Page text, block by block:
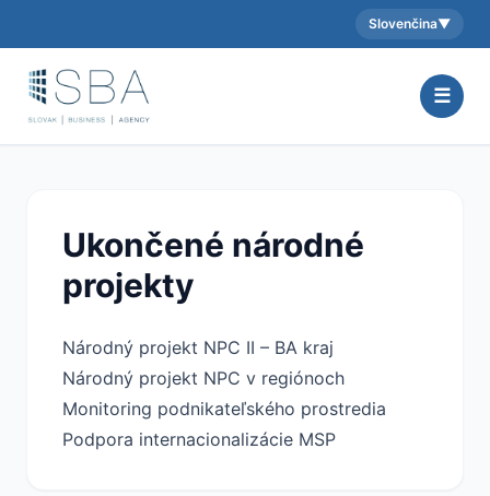
Aktuálny jazyk:
Slovenčina▼
☰
Ukončené národné
projekty
Národný projekt NPC II – BA kraj
Národný projekt NPC v regiónoch
Monitoring podnikateľského prostredia
Podpora internacionalizácie MSP